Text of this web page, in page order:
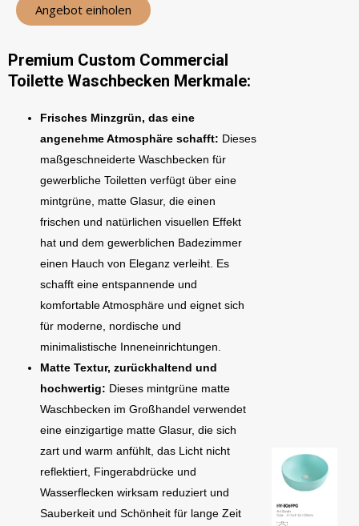
Angebot einholen
Premium Custom Commercial
Toilette Waschbecken Merkmale:
Frisches Minzgrün, das eine
angenehme Atmosphäre schafft: Dieses
maßgeschneiderte Waschbecken für
gewerbliche Toiletten verfügt über eine
mintgrüne, matte Glasur, die einen
frischen und natürlichen visuellen Effekt
hat und dem gewerblichen Badezimmer
einen Hauch von Eleganz verleiht. Es
schafft eine entspannende und
komfortable Atmosphäre und eignet sich
für moderne, nordische und
minimalistische Inneneinrichtungen.
Matte Textur, zurückhaltend und
hochwertig: Dieses mintgrüne matte
Waschbecken im Großhandel verwendet
eine einzigartige matte Glasur, die sich
zart und warm anfühlt, das Licht nicht
reflektiert, Fingerabdrücke und
Wasserflecken wirksam reduziert und
Sauberkeit und Schönheit für lange Zeit